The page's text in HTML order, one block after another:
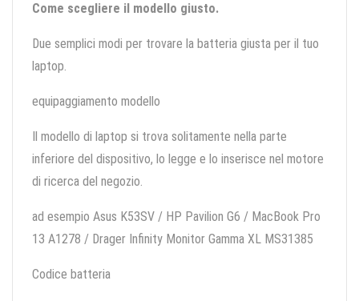
Come scegliere il modello giusto.
Due semplici modi per trovare la batteria giusta per il tuo
laptop.
equipaggiamento modello
Il modello di laptop si trova solitamente nella parte
inferiore del dispositivo, lo legge e lo inserisce nel motore
di ricerca del negozio.
ad esempio Asus K53SV / HP Pavilion G6 / MacBook Pro
13 A1278 / Drager Infinity Monitor Gamma XL MS31385
Codice batteria